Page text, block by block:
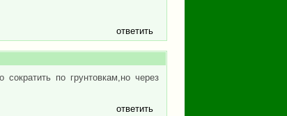
ответить
по грунтовкам,но через
ответить